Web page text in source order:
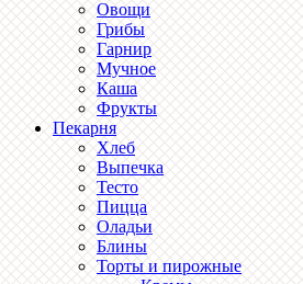
Овощи
Грибы
Гарнир
Мучное
Каша
Фрукты
Пекарня
Хлеб
Выпечка
Тесто
Пицца
Оладьи
Блины
Торты и пирожные